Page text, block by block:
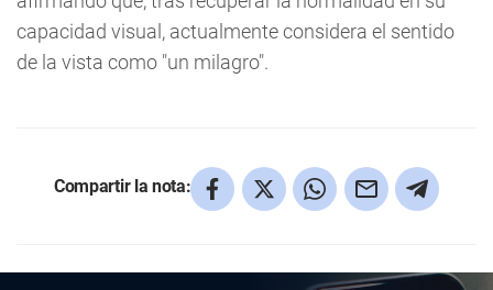
capacidad visual, actualmente considera el sentido
de la vista como "un milagro".
Compartir la nota: